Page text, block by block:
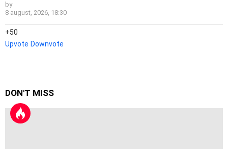
by
8 august, 2026, 18:30
50
Upvote Downvote
DON'T MISS